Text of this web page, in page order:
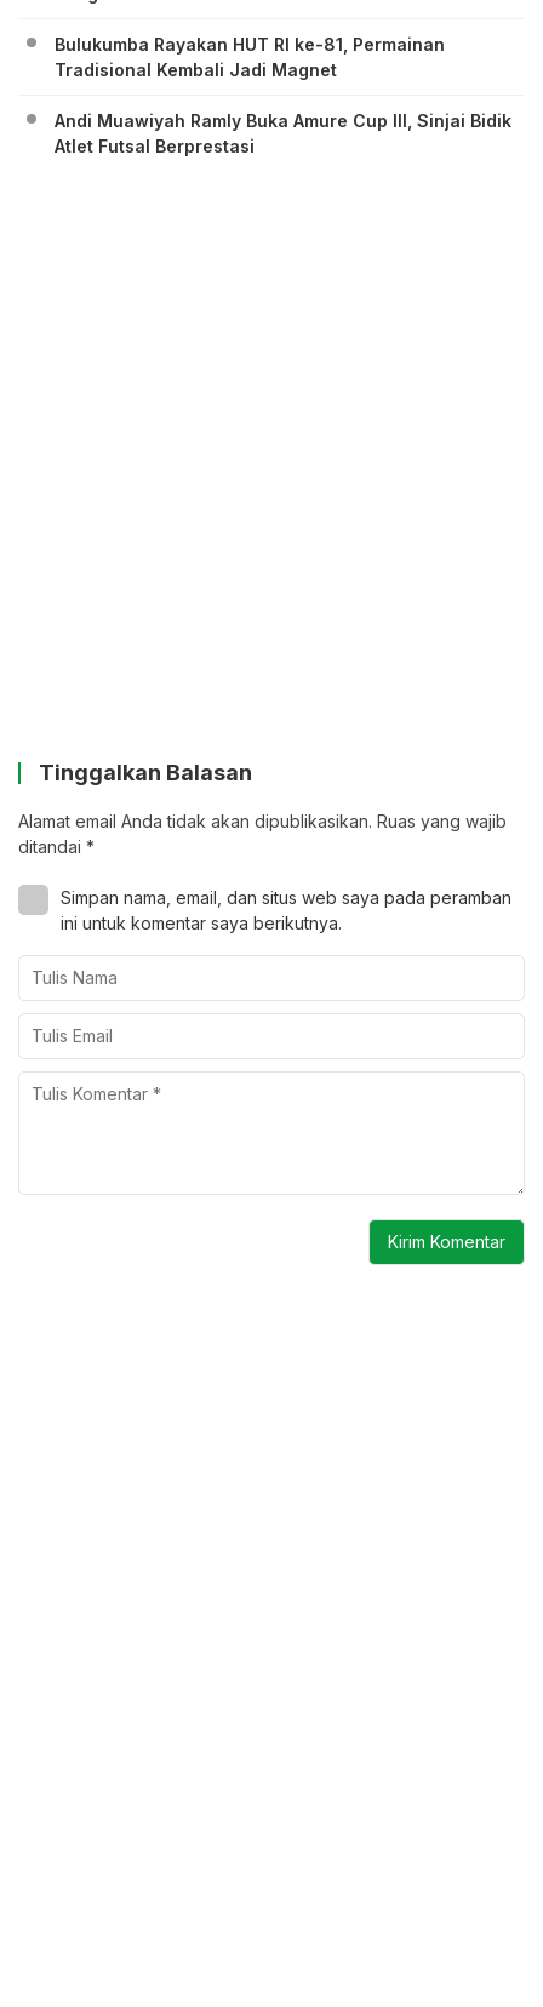
Bulukumba Rayakan HUT RI ke-81, Permainan
Tradisional Kembali Jadi Magnet
Andi Muawiyah Ramly Buka Amure Cup III, Sinjai Bidik
Atlet Futsal Berprestasi
Tinggalkan Balasan
Alamat email Anda tidak akan dipublikasikan. Ruas yang wajib
ditandai *
Simpan nama, email, dan situs web saya pada peramban
ini untuk komentar saya berikutnya.